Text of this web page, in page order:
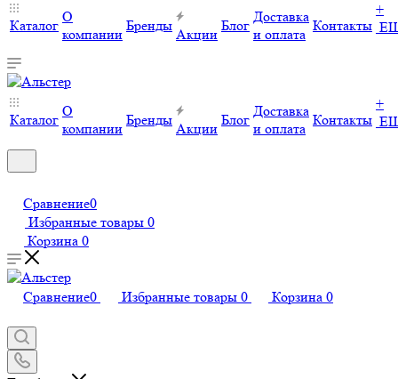
Каталог
О
компании
Бренды
Акции
Блог
Доставка
и оплата
Контакты
+
Каталог
О
компании
Бренды
Акции
Блог
Доставка
и оплата
Контакты
+
Сравнение0
Избранные товары 0
Корзина 0
Сравнение0 Избранные товары 0 Корзина 0